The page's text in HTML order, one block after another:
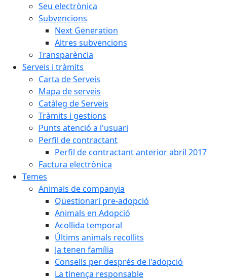
Seu electrònica
Subvencions
Next Generation
Altres subvencions
Transparència
Serveis i tràmits
Carta de Serveis
Mapa de serveis
Catàleg de Serveis
Tràmits i gestions
Punts atenció a l'usuari
Perfil de contractant
Perfil de contractant anterior abril 2017
Factura electrònica
Temes
Animals de companyia
Qüestionari pre-adopció
Animals en Adopció
Acollida temporal
Últims animals recollits
Ja tenen família
Consells per després de l'adopció
La tinença responsable